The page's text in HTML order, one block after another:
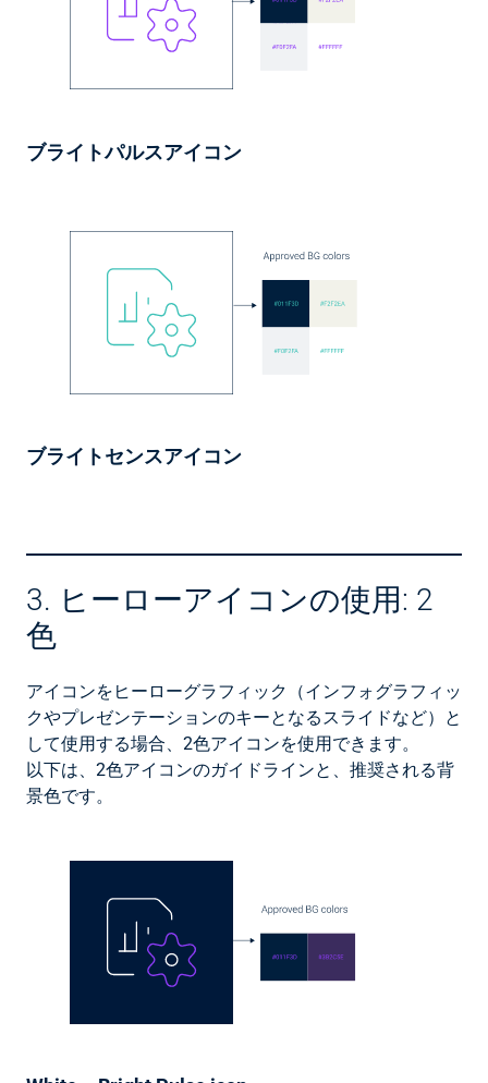
ブライトパルスアイコン
ブライトセンスアイコン
3. ヒーローアイコンの使用: 2
色
アイコンをヒーローグラフィック（インフォグラフィッ
クやプレゼンテーションのキーとなるスライドなど）と
して使用する場合、2色アイコンを使用できます。
以下は、2色アイコンのガイドラインと、推奨される背
景色です。